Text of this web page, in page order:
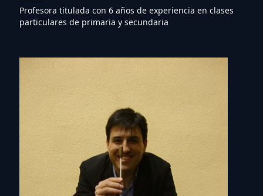
Profesora titulada con 6 años de experiencia en clases
particulares de primaria y secundaria